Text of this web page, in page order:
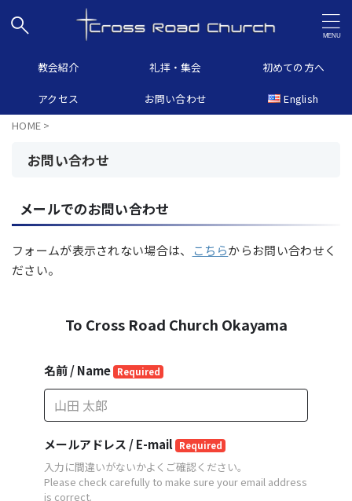
教会紹介 礼拝・集会 初めての方へ
アクセス お問い合わせ
English
HOME >
お問い合わせ
メールでのお問い合わせ
フォームが表示されない場合は、 こちらからお問い合わせく
ださい。